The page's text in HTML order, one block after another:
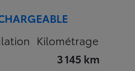
Kilométrage
3 145 km